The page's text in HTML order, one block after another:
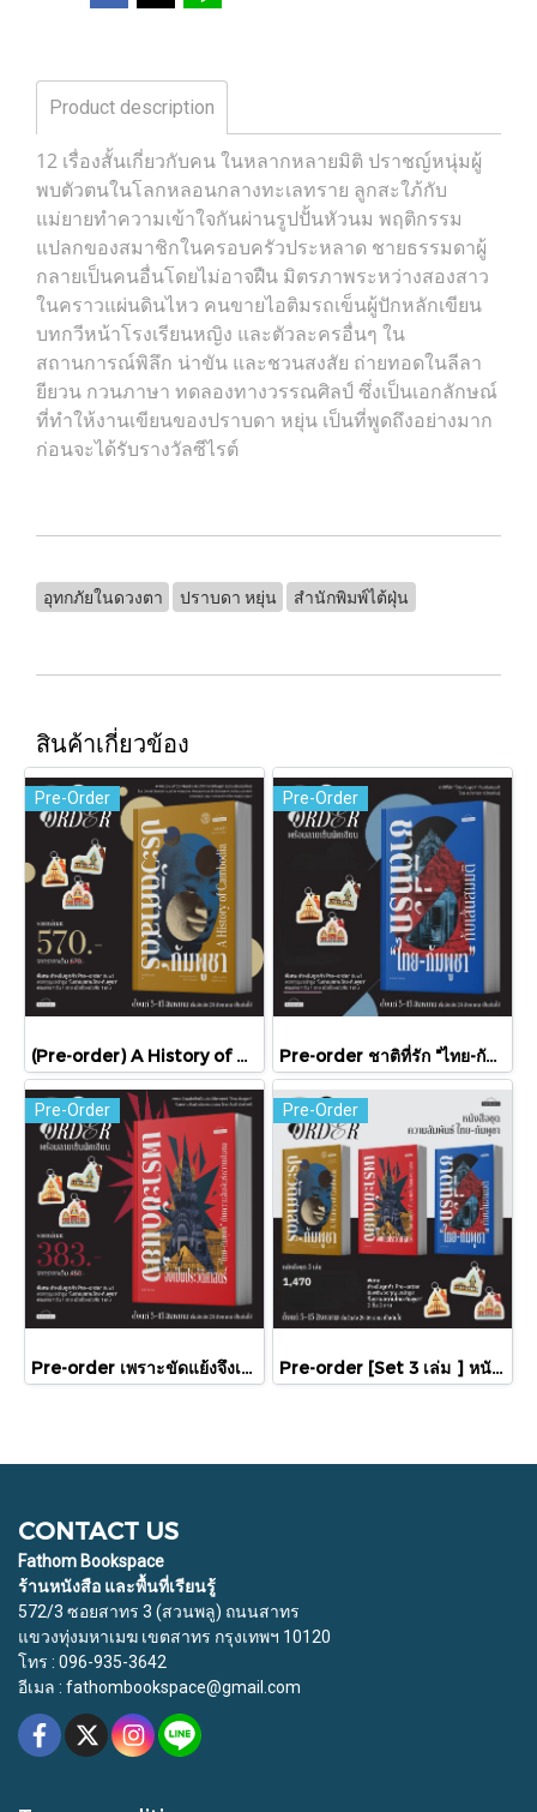
Product description
12 เรื่องสั้นเกี่ยวกับคน ในหลากหลายมิติ ปราชญ์หนุ่มผู้
พบตัวตนในโลกหลอนกลางทะเลทราย ลูกสะใภ้กับ
แม่ยายทำความเข้าใจกันผ่านรูปปั้นหัวนม พฤติกรรม
แปลกของสมาชิกในครอบครัวประหลาด ชายธรรมดาผู้
กลายเป็นคนอื่นโดยไม่อาจฝืน มิตรภาพระหว่างสองสาว
ในคราวแผ่นดินไหว คนขายไอติมรถเข็นผู้ปักหลักเขียน
บทกวีหน้าโรงเรียนหญิง และตัวละครอื่นๆ ใน
สถานการณ์พิลึก น่าขัน และชวนสงสัย ถ่ายทอดในลีลา
ยียวน กวนภาษา ทดลองทางวรรณศิลป์ ซึ่งเป็นเอกลักษณ์
ที่ทำให้งานเขียนของปราบดา หยุ่น เป็นที่พูดถึงอย่างมาก
ก่อนจะได้รับรางวัลซีไรต์
อุทกภัยในดวงตา ปราบดา หยุ่น สำนักพิมพ์ไต้ฝุ่น
สินค้าเกี่ยวข้อง
Pre-Order
(Pre-order) A History of Cambodia ประวัติศาสตร์กัมพูชา (ฉบับปรับปรุงใหม่) / David Chandler / มติชน
Pre-Order
Pre-order ชาติที่รัก "ไทย-กัมพูชา" กับเส้นสมมติ / พวงทอง ภวัครพันธุ์ / มติชน
Pre-Order
Pre-order เพราะขัดแย้งจึงเป็นประวัติศาสตร์ "ไทย-กัมพูชา" กับความสัมพันธ์หวานปนขม / มติชน
Pre-Order
Pre-order [Set 3 เล่ม ] หนังสือชุดความสัมพันธ์ "ไทย-กัมพูชา" / มติชน
CONTACT US
Fathom Bookspace
ร้านหนังสือ และพื้นที่เรียนรู้
572/3 ซอยสาทร 3 (สวนพลู) ถนนสาทร
แขวงทุ่งมหาเมฆ เขตสาทร กรุงเทพฯ 10120
โทร : 096-935-3642
อีเมล : fathombookspace@gmail.com